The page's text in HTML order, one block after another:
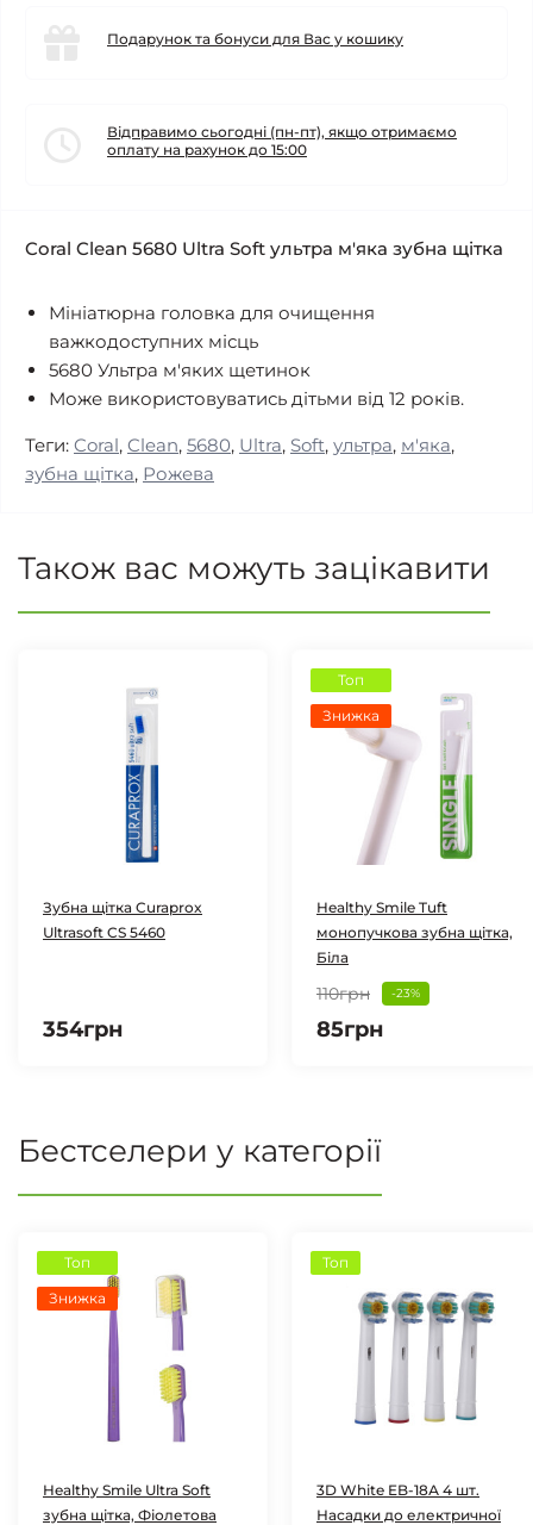
Подарунок та бонуси для Вас у кошику
Відправимо сьогодні (пн-пт), якщо отримаємо
оплату на рахунок до 15:00
Coral Clean 5680 Ultra Soft ультра м'яка зубна щітка
Мініатюрна головка для очищення
важкодоступних місць
5680 Ультра м'яких щетинок
Може використовуватись дітьми від 12 років.
Теги: Coral, Clean, 5680, Ultra, Soft, ультра, м'яка,
зубна щітка, Рожева
Також вас можуть зацікавити
Зубна щітка Curaprox
Ultrasoft CS 5460
354грн
Топ
Знижка
Healthy Smile Tuft
монопучкова зубна щітка,
Біла
110грн -23%
85грн
Бестселери у категорії
Топ
Знижка
Healthy Smile Ultra Soft
зубна щітка, Фіолетова
Топ
3D White EB-18А 4 шт.
Насадки до електричної